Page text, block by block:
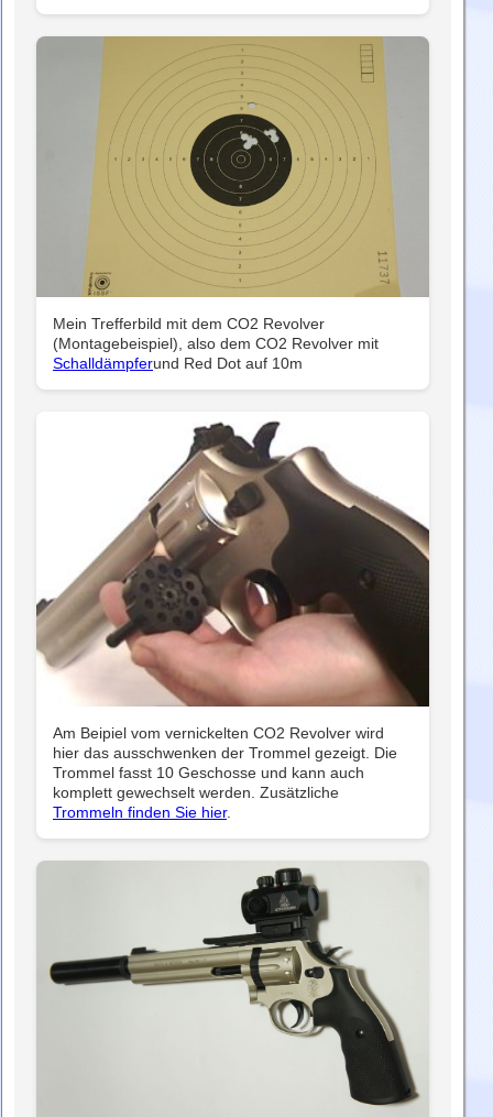
Mein Trefferbild mit dem CO2 Revolver
(Montagebeispiel), also dem CO2 Revolver mit
Schalldämpferund Red Dot auf 10m
Am Beipiel vom vernickelten CO2 Revolver wird
hier das ausschwenken der Trommel gezeigt. Die
Trommel fasst 10 Geschosse und kann auch
komplett gewechselt werden. Zusätzliche
Trommeln finden Sie hier.